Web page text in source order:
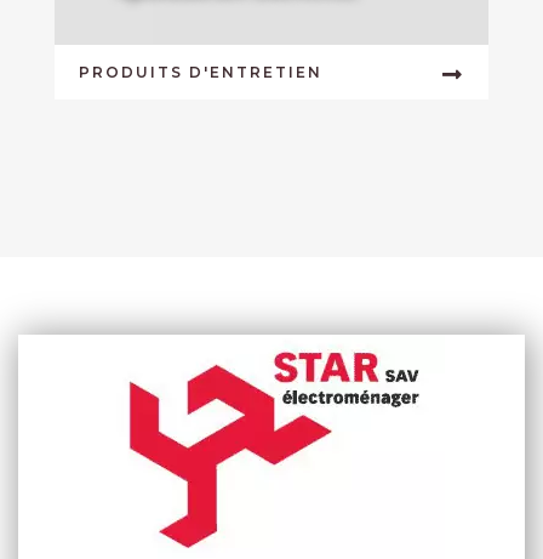
PRODUITS D'ENTRETIEN